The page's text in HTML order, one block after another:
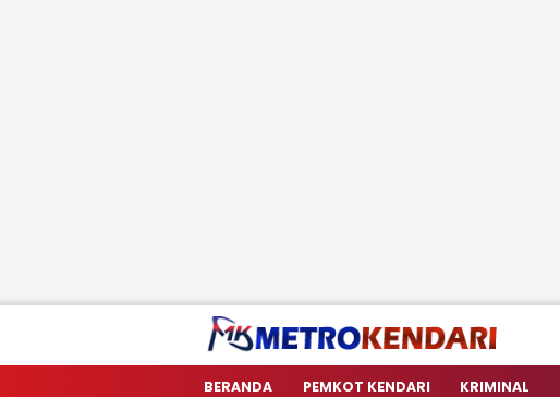
metrokendari
Berita Terkini Sulawesi Tenggara
BERANDA PEMKOT KENDARI KRIMINAL